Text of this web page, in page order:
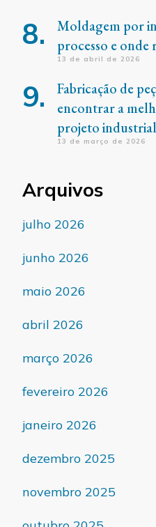
Moldagem por
processo e onde
13 de abril de 2026
Fabricação de
encontrar a
projeto industrial
13 de março de 2026
Arquivos
julho 2026
junho 2026
maio 2026
abril 2026
março 2026
fevereiro 2026
janeiro 2026
dezembro 2025
novembro 2025